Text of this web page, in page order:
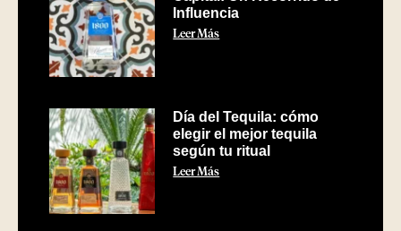
Influencia
Leer Más
Día del Tequila: cómo
elegir el mejor tequila
según tu ritual
Leer Más